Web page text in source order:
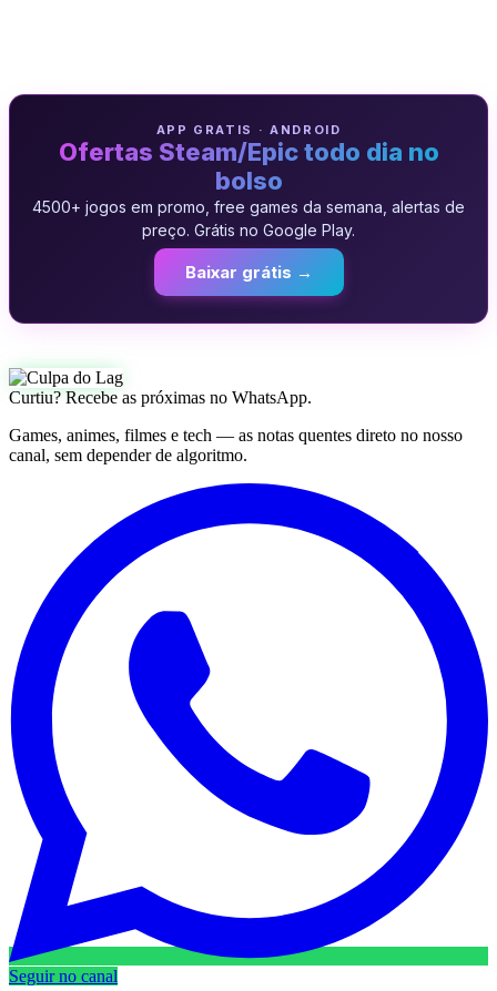
APP GRATIS · ANDROID
Ofertas Steam/Epic todo dia no
bolso
4500+ jogos em promo, free games da semana, alertas de
preço. Grátis no Google Play.
Baixar grátis →
Curtiu? Recebe as próximas no WhatsApp.
Games, animes, filmes e tech — as notas quentes direto no nosso
canal, sem depender de algoritmo.
Seguir no canal